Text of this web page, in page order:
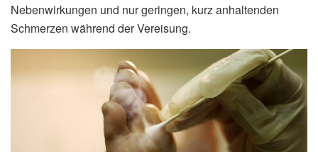
Nebenwirkungen und nur geringen, kurz anhaltenden
Schmerzen während der Vereisung.